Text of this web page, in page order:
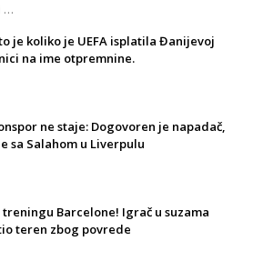
…
je koliko je UEFA isplatila Đanijevoj
na ime otpremnine.
ne staje: Dogovoren je napadač,
sa Salahom u Liverpulu
treningu Barcelone! Igrač u suzama
teren zbog povrede